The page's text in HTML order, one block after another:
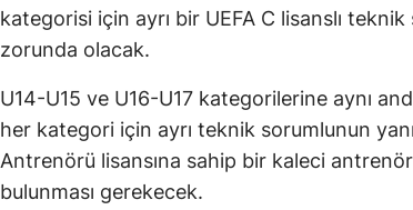
kategorisi için ayrı bir UEFA C lisanslı
zorunda olacak.
U14-U15 ve U16-U17 kategorilerine aynı
her kategori için ayrı teknik sorumlunun
Antrenörü lisansına sahip bir kaleci
bulunması gerekecek.